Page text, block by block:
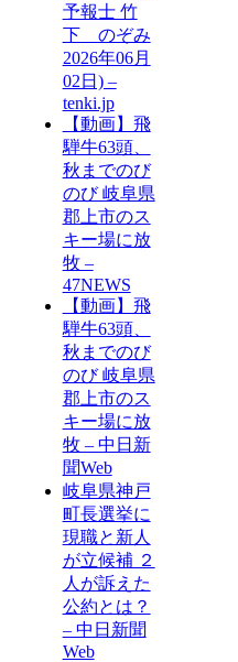
予報士 竹
下 のぞみ
2026年06月
02日) –
tenki.jp
【動画】飛
騨牛63頭、
秋までのび
のび 岐阜県
郡上市のス
キー場に放
牧 –
47NEWS
【動画】飛
騨牛63頭、
秋までのび
のび 岐阜県
郡上市のス
キー場に放
牧 – 中日新
聞Web
岐阜県神戸
町長選挙に
現職と新人
が立候補 ２
人が訴えた
公約とは？
– 中日新聞
Web